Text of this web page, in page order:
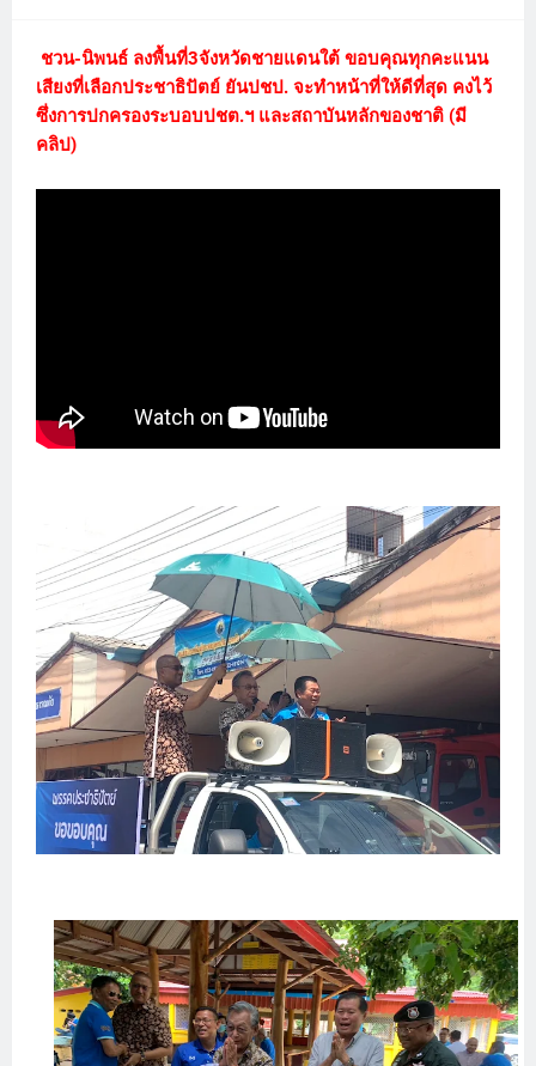
ชวน-นิพนธ์ ลงพื้นที่3จังหวัดชายแดนใต้ ขอบคุณทุกคะแนน
เสียงที่เลือกประชาธิปัตย์ ยันปชป. จะทำหน้าที่ให้ดีที่สุด คงไว้
ซึ่งการปกครองระบอบปชต.ฯ และสถาบันหลักของชาติ (มี
คลิป)